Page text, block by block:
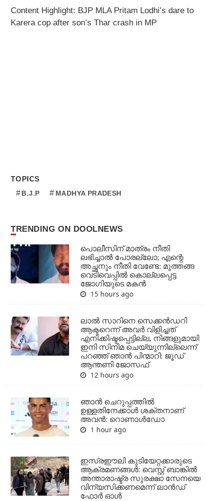
Content Highlight: BJP MLA Pritam Lodhi’s dare to
Karera cop after son’s Thar crash in MP
TOPICS
B.J.P MADHYA PRADESH
TRENDING ON DOOLNEWS
പൊലീസിന് മാത്രം നീതി
ലഭിച്ചാല്‍ പോരല്ലോ; എന്റെ
അച്ഛനും നീതി വേണ്ടേ: മുത്തങ്ങ
വെടിവെപ്പില്‍ കൊല്ലപ്പെട്ട
ജോഗിയുടെ മകന്‍
15 hours ago
ലാല്‍ സാറിനെ സെക്കന്‍ഡറി
ആക്ടറെന്ന് അവര്‍ വിളിച്ചത്
എനിക്കിഷ്ടപ്പെട്ടില്ല, നിങ്ങളുമായി
ഇനി സിനിമ ചെയ്യുന്നില്ലെന്ന്
പറഞ്ഞ് ഞാന്‍ പിന്മാറി: ജൂഡ്
ആന്തണി ജോസഫ്
12 hours ago
ഞാന്‍ ചെറുപ്പത്തില്‍
ഉള്ളതിനേക്കാള്‍ ശക്തനാണ്
അവന്‍: റൊണാള്‍ഡോ
1 hour ago
ഇസ്രഈലി കുടിയേറ്റക്കാരുടെ
ആക്രമണങ്ങള്‍: വെസ്റ്റ് ബാങ്കില്‍
അന്താരാഷ്ട്ര സുരക്ഷാ സേനയെ
വിന്യസിക്കണമെന്ന് ലാന്‍ഡ്
ഫോര്‍ ഓള്‍